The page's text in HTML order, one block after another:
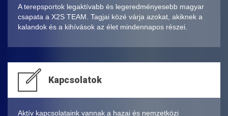
A terepsportok legaktívabb és legeredményesebb magyar
csapata a X2S TEAM. Tagjai közé várja azokat, akiknek a
kalandok és a kihívások az élet mindennapos részei.
Kapcsolatok
Aktív kapcsolataink vannak a hazai és nemzetközi